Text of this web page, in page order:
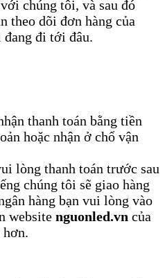
chúng tôi, và sau đó
theo dõi đơn hàng của
đang đi tới đâu.
thanh toán bằng tiền
hoặc nhận ở chổ vận
lòng thanh toán trước sau
chúng tôi sẽ giao hàng
hàng bạn vui lòng vào
website nguonled.vn của